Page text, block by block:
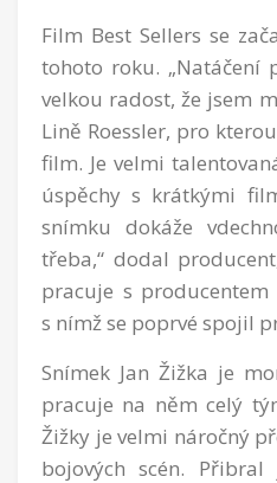
Film Best Sellers se
tohoto roku. „Natáčení
velkou radost, že jsem
Lině Roessler, pro
film. Je velmi
úspěchy s krátkými
snímku dokáže
třeba,“ dodal
pracuje s producentem
s nímž se poprvé spojil
Snímek Jan Žižka je
pracuje na něm celý
Žižky je velmi náročný
bojových scén.